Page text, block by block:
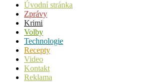
Úvodní stránka
Zprávy
Krimi
Volby
Technologie
Recepty
Video
Kontakt
Reklama